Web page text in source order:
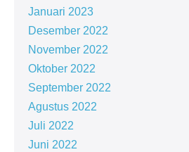
Januari 2023
Desember 2022
November 2022
Oktober 2022
September 2022
Agustus 2022
Juli 2022
Juni 2022